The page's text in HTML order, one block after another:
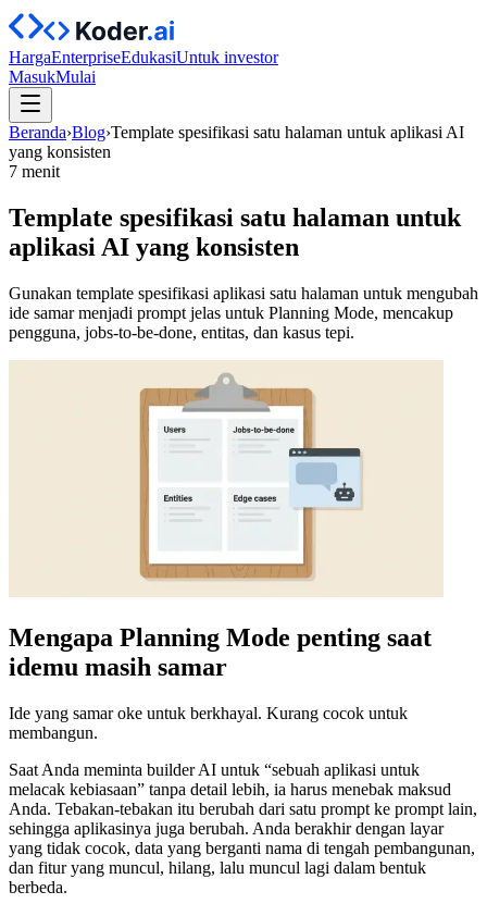
HargaEnterpriseEdukasiUntuk investor
MasukMulai
Beranda›Blog›Template spesifikasi satu halaman untuk aplikasi AI
yang konsisten
7 menit
Template spesifikasi satu halaman untuk
aplikasi AI yang konsisten
Gunakan template spesifikasi aplikasi satu halaman untuk mengubah
ide samar menjadi prompt jelas untuk Planning Mode, mencakup
pengguna, jobs-to-be-done, entitas, dan kasus tepi.
Mengapa Planning Mode penting saat
idemu masih samar
Ide yang samar oke untuk berkhayal. Kurang cocok untuk
membangun.
Saat Anda meminta builder AI untuk “sebuah aplikasi untuk
melacak kebiasaan” tanpa detail lebih, ia harus menebak maksud
Anda. Tebakan-tebakan itu berubah dari satu prompt ke prompt lain,
sehingga aplikasinya juga berubah. Anda berakhir dengan layar
yang tidak cocok, data yang berganti nama di tengah pembangunan,
dan fitur yang muncul, hilang, lalu muncul lagi dalam bentuk
berbeda.